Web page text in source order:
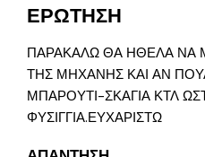
ΕΡΩΤΗΣΗ
ΠΑΡΑΚΑΛΩ ΘΑ ΗΘΕΛΑ ΝΑ
ΤΗΣ ΜΗΧΑΝΗΣ ΚΑΙ ΑΝ
ΜΠΑΡΟΥΤΙ-ΣΚΑΓΙΑ ΚΤΛ
ΦΥΣΙΓΓΙΑ.ΕΥΧΑΡΙΣΤΩ